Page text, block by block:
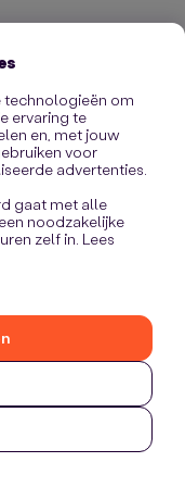
technologieën om
ervaring te
en, met jouw
voor
advertenties.
gaat met alle
noodzakelijke
zelf in. Lees